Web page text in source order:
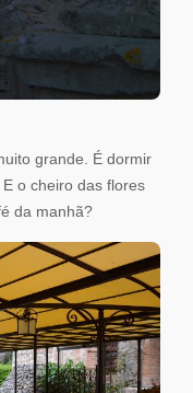
grande. É dormir
o cheiro das flores
da manhã?